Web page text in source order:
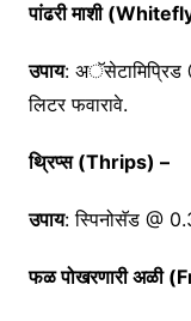
पांढरी माशी
उपाय: अॅसेटामिप्रिड
लिटर फवारावे.
थ्रिप्स (Thrips) –
उपाय: स्पिनोसॅड @
फळ पोखरणारी अळी